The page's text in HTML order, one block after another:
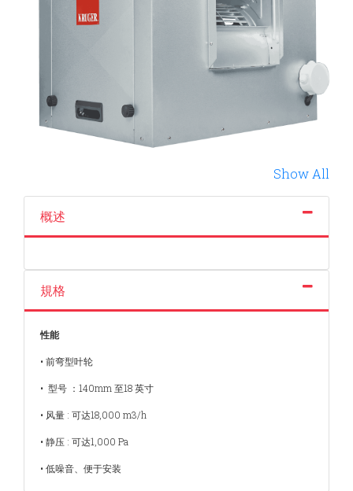
Show All
概述
規格
性能
• 前弯型叶轮
• 型号 ：140mm 至18 英寸
• 风量 : 可达18,000 m3/h
• 静压 : 可达1,000 Pa
• 低噪音、便于安装